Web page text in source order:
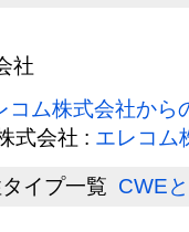
社
コム株式会社から
式会社 : エレコム
イプ一覧 CWE